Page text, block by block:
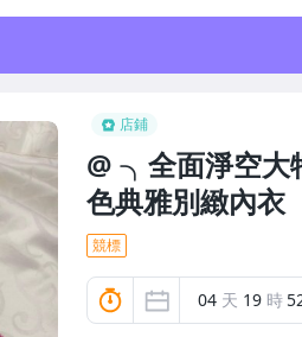
店鋪
@ ╮全面淨空大
色典雅別緻內衣
競標
04 天 19 時